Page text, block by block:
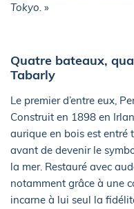
Tokyo. »
Quatre bateaux,
Tabarly
Le premier d’entre eux,
Construit en 1898 en
aurique en bois est entré
avant de devenir le
la mer. Restauré avec
notamment grâce à une
incarne à lui seul la